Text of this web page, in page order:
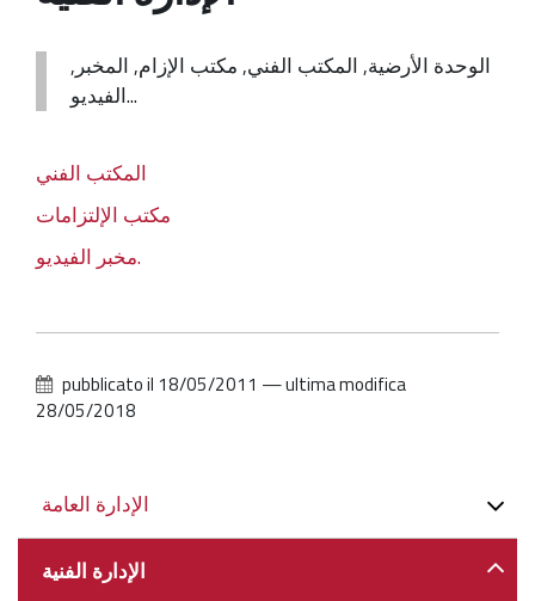
الوحدة الأرضية, المكتب الفني, مكتب الإزام, المخبر,
الفيديو...
المكتب الفني
مكتب الإلتزامات
مخبر الفيديو.
pubblicato il 18/05/2011 —ultima modifica
28/05/2018
Navigazione
الإدارة العامة
الإدارة الفنية